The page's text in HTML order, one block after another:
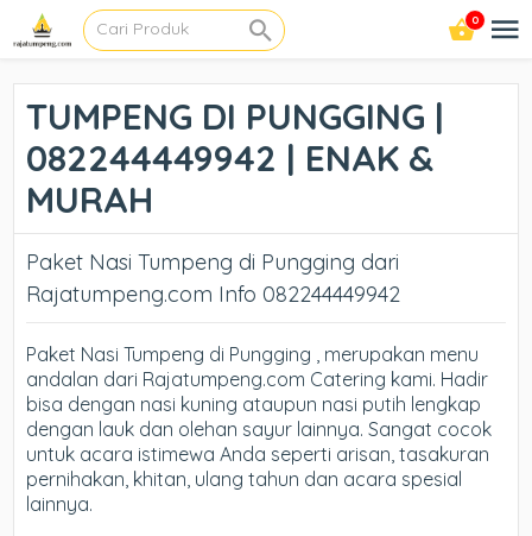
0
TUMPENG DI PUNGGING |
082244449942 | ENAK &
MURAH
Paket Nasi Tumpeng di Pungging dari
Rajatumpeng.com Info 082244449942
Paket Nasi Tumpeng di Pungging , merupakan menu
andalan dari Rajatumpeng.com Catering kami. Hadir
bisa dengan nasi kuning ataupun nasi putih lengkap
dengan lauk dan olehan sayur lainnya. Sangat cocok
untuk acara istimewa Anda seperti arisan, tasakuran
pernihakan, khitan, ulang tahun dan acara spesial
lainnya.